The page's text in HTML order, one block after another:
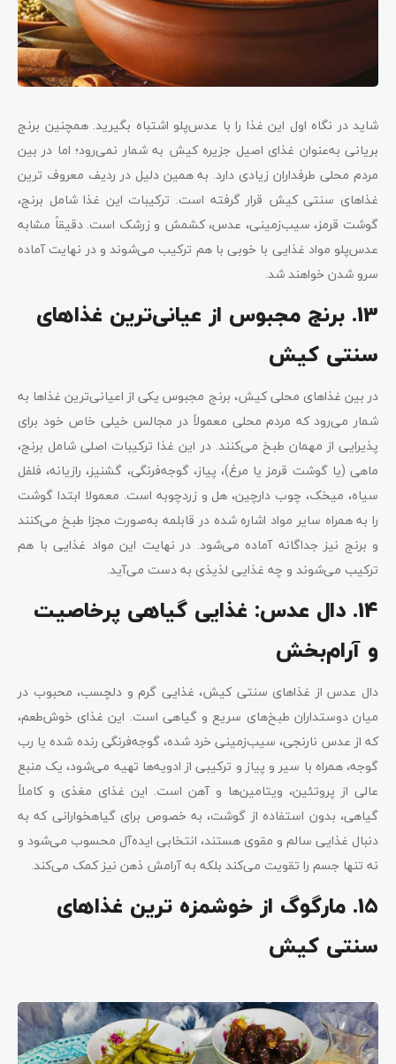
شاید در نگاه اول این غذا را با عدس‌پلو اشتباه بگیرید. همچنین برنج
بریانی به‌عنوان غذای اصیل جزیره کیش به شمار نمی‌رود؛ اما در بین
مردم محلی طرفداران زیادی دارد. به همین دلیل در ردیف معروف ترین
غذاهای سنتی کیش قرار گرفته است. ترکیبات این غذا شامل برنج،
گوشت قرمز، سیب‌زمینی، عدس، کشمش و زرشک است. دقیقاً مشابه
عدس‌پلو مواد غذایی با خوبی با هم ترکیب می‌شوند و در نهایت آماده
سرو شدن خواهند شد.
13. برنج مجبوس از عیانی‌ترین غذاهای
سنتی کیش
در بین غذاهای محلی کیش، برنج مجبوس یکی از اعیانی‌ترین غذاها به
شمار می‌رود که مردم محلی معمولاً در مجالس خیلی خاص خود برای
پذیرایی از مهمان طبخ می‌کنند. در این غذا ترکیبات اصلی شامل برنج،
ماهی (یا گوشت قرمز یا مرغ)، پیاز، گوجه‌فرنگی، گشنیز، رازیانه، فلفل
سیاه، میخک، چوب دارچین، هل و زردچوبه است. معمولا ابتدا گوشت
را به همراه سایر مواد اشاره شده در قابلمه به‌صورت مجزا طبخ می‌کنند
و برنج نیز جداگانه آماده می‌شود. در نهایت این مواد غذایی با هم
ترکیب می‌شوند و چه غذایی لذیذی به دست می‌آید.
14. دال عدس: غذایی گیاهی پرخاصیت
و آرام‌بخش
دال عدس از غذاهای سنتی کیش، غذایی گرم و دلچسب، محبوب در
میان دوستداران طبخ‌های سریع و گیاهی است. این غذای خوش‌طعم،
که از عدس نارنجی، سیب‌زمینی خرد شده، گوجه‌فرنگی رنده شده یا رب
گوجه، همراه با سیر و پیاز و ترکیبی از ادویه‌ها تهیه می‌شود، یک منبع
عالی از پروتئین، ویتامین‌ها و آهن است. این غذای مغذی و کاملاً
گیاهی، بدون استفاده از گوشت، به خصوص برای گیاهخوارانی که به
دنبال غذایی سالم و مقوی هستند، انتخابی ایده‌آل محسوب می‌شود و
نه تنها جسم را تقویت می‌کند بلکه به آرامش ذهن نیز کمک می‌کند.
15. مارگوگ از خوشمزه ترین غذاهای
سنتی کیش